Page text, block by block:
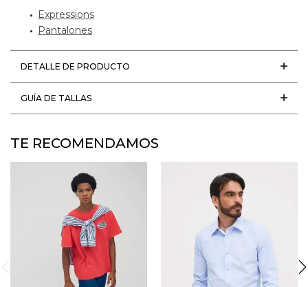
Expressions
Pantalones
DETALLE DE PRODUCTO
GUÍA DE TALLAS
TE RECOMENDAMOS